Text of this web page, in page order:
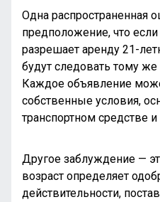
Одна распространенная
предположение, что
разрешает аренду 21-
будут следовать тому же
Каждое объявление
собственные условия,
транспортном средстве
Другое заблуждение —
возраст определяет
действительности,